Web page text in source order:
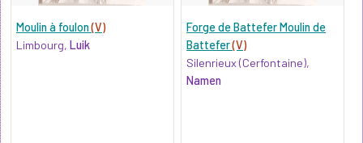
Moulin à foulon(V)
Limbourg, Luik
Forge de Battefer Moulin de
Battefer(V)
Silenrieux (Cerfontaine),
Namen